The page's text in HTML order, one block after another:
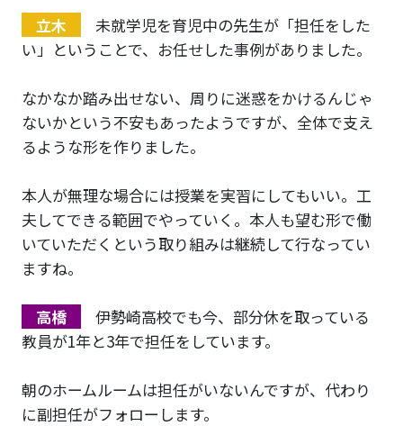
立木
未就学児を育児中の先生が「担任をした
い」ということで、お任せした事例がありました。
なかなか踏み出せない、周りに迷惑をかけるんじゃ
ないかという不安もあったようですが、全体で支え
るような形を作りました。
本人が無理な場合には授業を実習にしてもいい。工
夫してできる範囲でやっていく。本人も望む形で働
いていただくという取り組みは継続して行なってい
ますね。
高橋
伊勢崎高校でも今、部分休を取っている
教員が1年と3年で担任をしています。
朝のホームルームは担任がいないんですが、代わり
に副担任がフォローします。